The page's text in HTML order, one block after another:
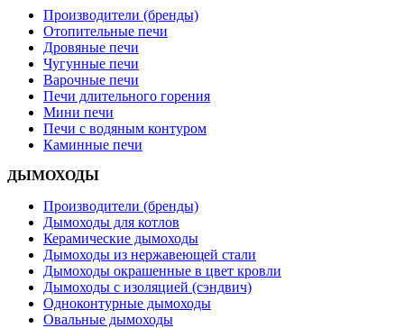
Производители (бренды)
Отопительные печи
Дровяные печи
Чугунные печи
Варочные печи
Печи длительного горения
Мини печи
Печи с водяным контуром
Каминные печи
ДЫМОХОДЫ
Производители (бренды)
Дымоходы для котлов
Керамические дымоходы
Дымоходы из нержавеющей стали
Дымоходы окрашенные в цвет кровли
Дымоходы с изоляцией (сэндвич)
Одноконтурные дымоходы
Овальные дымоходы